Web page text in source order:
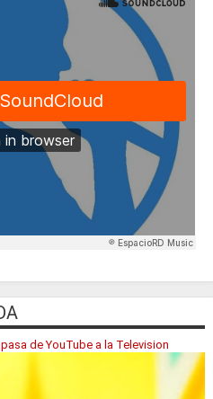
de YouTube a la Television